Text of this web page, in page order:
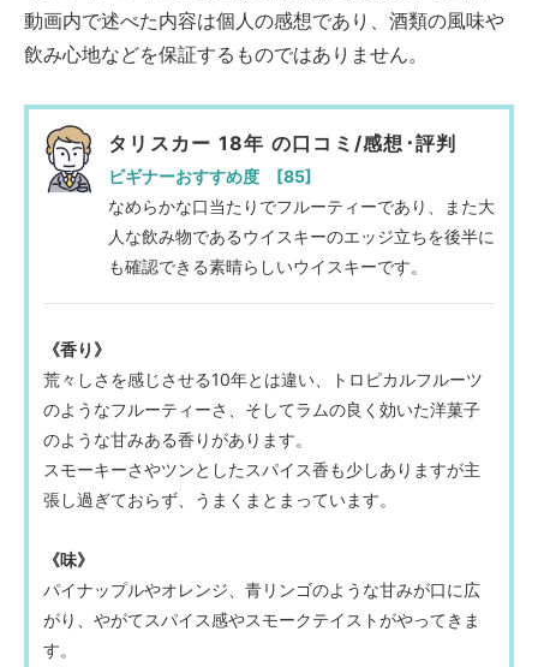
動画内で述べた内容は個人の感想であり、酒類の風味や
飲み心地などを保証するものではありません。
タリスカー 18年 の口コミ/感想･評判
ビギナーおすすめ度 [85]
なめらかな口当たりでフルーティーであり、また大
人な飲み物であるウイスキーのエッジ立ちを後半に
も確認できる素晴らしいウイスキーです。
《香り》
荒々しさを感じさせる10年とは違い、トロピカルフルーツ
のようなフルーティーさ、そしてラムの良く効いた洋菓子
のような甘みある香りがあります。
スモーキーさやツンとしたスパイス香も少しありますが主
張し過ぎておらず、うまくまとまっています。
《味》
パイナップルやオレンジ、青リンゴのような甘みが口に広
がり、やがてスパイス感やスモークテイストがやってきま
す。